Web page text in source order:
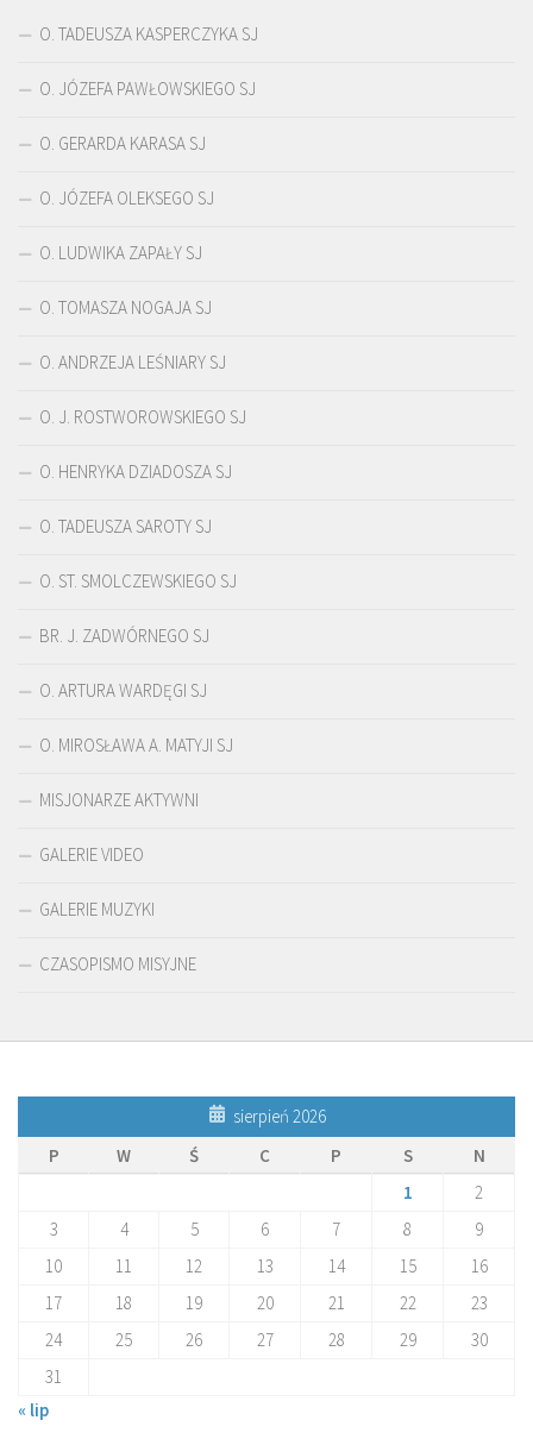
O. TADEUSZA KASPERCZYKA SJ
O. JÓZEFA PAWŁOWSKIEGO SJ
O. GERARDA KARASA SJ
O. JÓZEFA OLEKSEGO SJ
O. LUDWIKA ZAPAŁY SJ
O. TOMASZA NOGAJA SJ
O. ANDRZEJA LEŚNIARY SJ
O. J. ROSTWOROWSKIEGO SJ
O. HENRYKA DZIADOSZA SJ
O. TADEUSZA SAROTY SJ
O. ST. SMOLCZEWSKIEGO SJ
BR. J. ZADWÓRNEGO SJ
O. ARTURA WARDĘGI SJ
O. MIROSŁAWA A. MATYJI SJ
MISJONARZE AKTYWNI
GALERIE VIDEO
GALERIE MUZYKI
CZASOPISMO MISYJNE
sierpień 2026
P
W Ś C P S
N
1
2
3
4 5 6 7 8
9
10
11 12 13 14 15
16
17
18 19 20 21 22
23
24
25 26 27 28 29
30
31
« lip